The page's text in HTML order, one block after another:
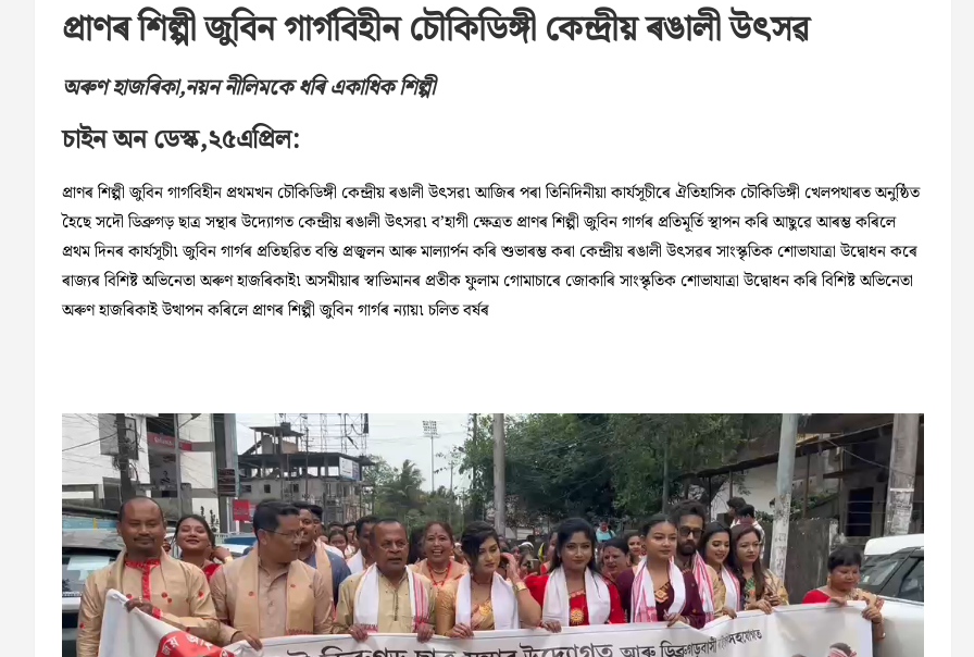
প্ৰাণৰ শিল্পী জুবিন গাৰ্গবিহীন চৌকিডিঙ্গী কেন্দ্ৰীয় ৰঙালী উৎসৱ
অৰুণ হাজৰিকা,নয়ন নীলিমকে ধৰি একাধিক শিল্পী
চাইন অন ডেস্ক,২৫এপ্ৰিল:
প্ৰাণৰ শিল্পী জুবিন গাৰ্গবিহীন প্ৰথমখন চৌকিডিঙ্গী কেন্দ্ৰীয় ৰঙালী উৎসৱ৷ আজিৰ পৰা তিনিদিনীয়া কাৰ্যসূচীৰে ঐতিহাসিক চৌকিডিঙ্গী খেলপথাৰত অনুষ্ঠিত
হৈছে সদৌ ডিব্ৰুগড় ছাত্ৰ সন্থাৰ উদ্যোগত কেন্দ্ৰীয় ৰঙালী উৎসৱ৷ ব’হাগী ক্ষেত্ৰত প্ৰাণৰ শিল্পী জুবিন গাৰ্গৰ প্ৰতিমূৰ্তি স্থাপন কৰি আছুৱে আৰম্ভ কৰিলে
প্ৰথম দিনৰ কাৰ্যসূচী৷ জুবিন গাৰ্গৰ প্ৰতিছৱিত বন্তি প্ৰজ্বলন আৰু মাল্যাৰ্পন কৰি শুভাৰম্ভ কৰা কেন্দ্ৰীয় ৰঙালী উৎসৱৰ সাংস্কৃতিক শোভাযাত্ৰা উদ্বোধন কৰে
ৰাজ্যৰ বিশিষ্ট অভিনেতা অৰুণ হাজৰিকাই৷ অসমীয়াৰ স্বাভিমানৰ প্ৰতীক ফুলাম গোমাচাৰে জোকাৰি সাংস্কৃতিক শোভাযাত্ৰা উদ্বোধন কৰি বিশিষ্ট অভিনেতা
অৰুণ হাজৰিকাই উত্থাপন কৰিলে প্ৰাণৰ শিল্পী জুবিন গাৰ্গৰ ন্যায়৷ চলিত বৰ্ষৰ